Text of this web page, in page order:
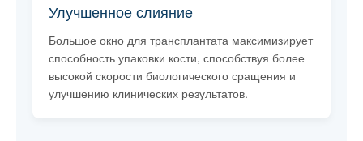
Улучшенное слияние
Большое окно для трансплантата максимизирует
способность упаковки кости, способствуя более
высокой скорости биологического сращения и
улучшению клинических результатов.